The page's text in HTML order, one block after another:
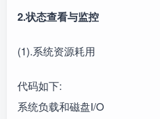
2.状态查看与监控
(1).系统资源耗用
代码如下:
系统负载和磁盘I/O